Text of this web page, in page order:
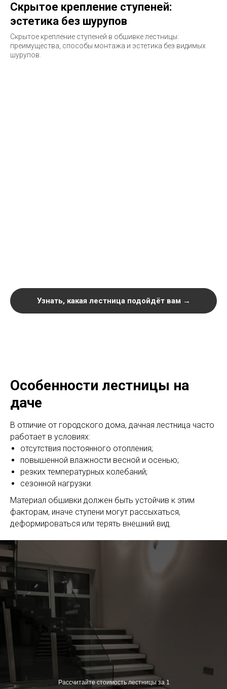
Скрытое крепление ступеней:
эстетика без шурупов
Скрытое крепление ступеней в обшивке лестницы:
преимущества, способы монтажа и эстетика без видимых
шурупов.
Узнать, какая лестница подойдёт вам →
Особенности лестницы на
даче
В отличие от городского дома, дачная лестница часто
работает в условиях:
отсутствия постоянного отопления;
повышенной влажности весной и осенью;
резких температурных колебаний;
сезонной нагрузки.
Материал обшивки должен быть устойчив к этим
факторам, иначе ступени могут рассыхаться,
деформироваться или терять внешний вид.
Рассчитайте стоимость лестницы за 1